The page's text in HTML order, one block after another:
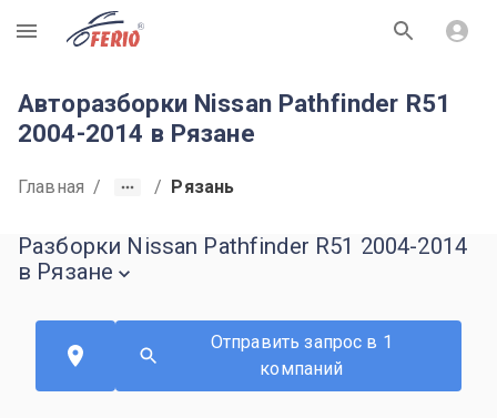
R
Авторазборки Nissan Pathfinder R51
2004-2014 в Рязане
Главная / / Рязань
Разборки Nissan Pathfinder R51 2004-2014
в Рязане
Отправить запрос в 1
компаний